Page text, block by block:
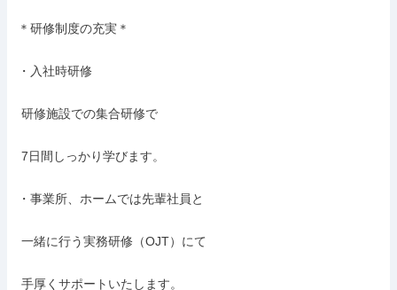
＊研修制度の充実＊
・入社時研修
・事業所、ホームでは先輩社員と